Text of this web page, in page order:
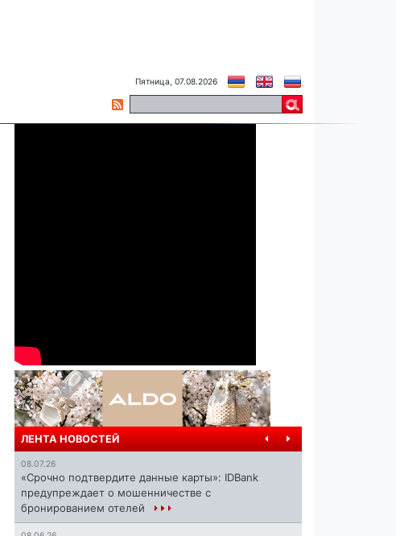
Пятница, 07.08.2026
ЛЕНТА НОВОСТЕЙ
08.07.26
«Срочно подтвердите данные карты»: IDBank
предупреждает о мошенничестве с
бронированием отелей